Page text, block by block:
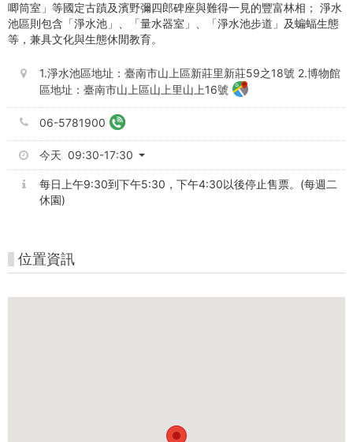
唧筒室」等國定古蹟及濱野彌四郎碑座與難得一見的豐富林相； 淨水
池區則包含「淨水池」、「量水器室」、「淨水池步道」及蝙蝠生態
等，兼具文化與生態休閒教育。
1.淨水池區地址：臺南市山上區新莊里新莊59之18號 2.博物館
區地址：臺南市山上區山上里山上16號
06-5781900
今天 09:30-17:30
每日上午9:30到下午5:30，下午4:30以後停止售票。(每週二
休園)
位置資訊